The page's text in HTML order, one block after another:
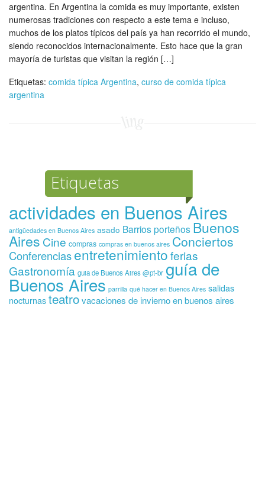
argentina. En Argentina la comida es muy importante, existen
numerosas tradiciones con respecto a este tema e incluso,
muchos de los platos típicos del país ya han recorrido el mundo,
siendo reconocidos internacionalmente. Esto hace que la gran
mayoría de turistas que visitan la región […]
Etiquetas: comida típica Argentina, curso de comida típica
argentina
Etiquetas
actividades en Buenos Aires
antigüedades en Buenos Aires asado Barrios porteños Buenos
Aires Cine compras compras en buenos aires Conciertos
Conferenciasentretenimientoferias
Gastronomía guia de Buenos Aires @pt-br guía de
Buenos Aires parrilla qué hacer en Buenos Aires salidas
nocturnas teatrovacaciones de invierno en buenos aires